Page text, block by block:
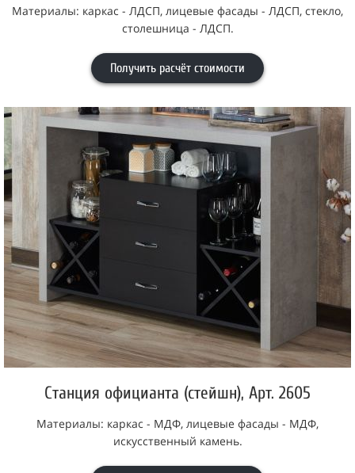
Материалы: каркас - ЛДСП, лицевые фасады - ЛДСП, стекло,
столешница - ЛДСП.
Получить расчёт стоимости
Станция официанта (стейшн), Арт. 2605
Материалы: каркас - МДФ, лицевые фасады - МДФ,
искусственный камень.